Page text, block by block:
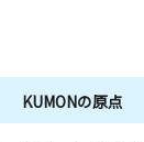
KUMONの原点